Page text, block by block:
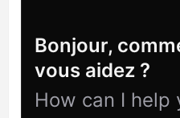
Bonjour,
vous aidez ?
How can I help